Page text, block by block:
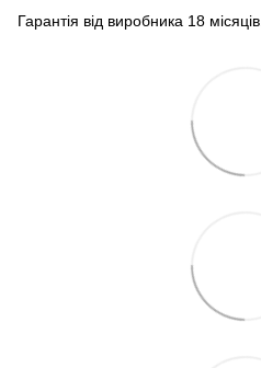
Гарантія від виробника 18 місяців.